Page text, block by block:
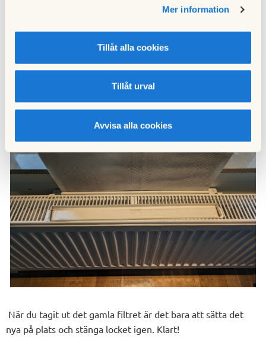
Mer information
Tillåt alla cookies
Tillåt urval
Avvisa alla cookies
Nu kommer du åt filtret. Ta tag i filtret och drag det rakt
När du tagit ut det gamla filtret är det bara att sätta det
nya på plats och stänga locket igen. Klart!